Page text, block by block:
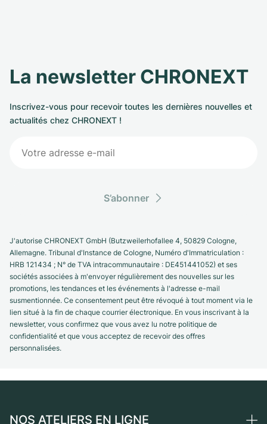
La newsletter CHRONEXT
Inscrivez-vous pour recevoir toutes les dernières nouvelles et
actualités chez CHRONEXT !
S’abonner
J'autorise CHRONEXT GmbH (Butzweilerhofallee 4, 50829 Cologne,
Allemagne. Tribunal d'Instance de Cologne, Numéro d'Immatriculation :
HRB 121434 ; N° de TVA intracommunautaire : DE451441052) et ses
sociétés associées à m'envoyer régulièrement des nouvelles sur les
promotions, les tendances et les événements à l'adresse e-mail
susmentionnée. Ce consentement peut être révoqué à tout moment via le
lien situé à la fin de chaque courrier électronique. En vous inscrivant à la
newsletter, vous confirmez que vous avez lu notre politique de
confidentialité et que vous acceptez de recevoir des offres
personnalisées.
NOS ATELIERS EN LIGNE